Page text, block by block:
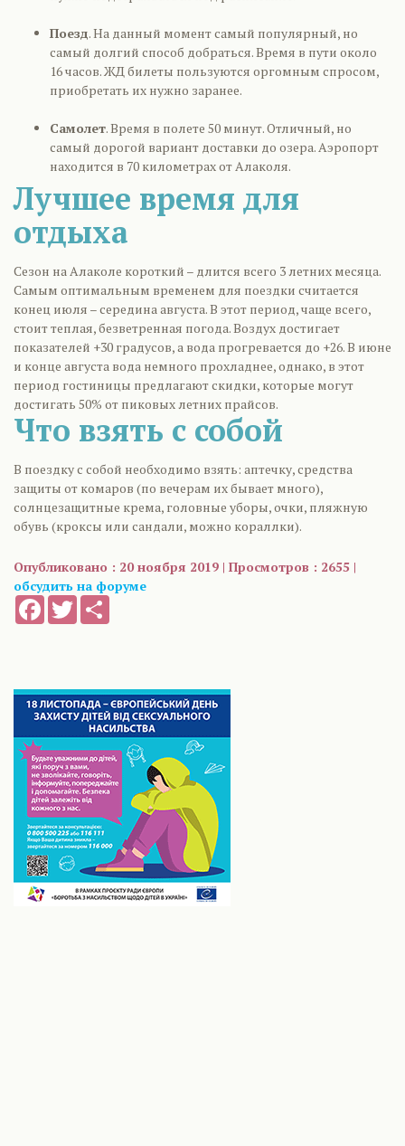
Поезд. На данный момент самый популярный, но
самый долгий способ добраться. Время в пути около
16 часов. ЖД билеты пользуются оргомным спросом,
приобретать их нужно заранее.
Самолет. Время в полете 50 минут. Отличный, но
самый дорогой вариант доставки до озера. Аэропорт
находится в 70 километрах от Алаколя.
Лучшее время для
отдыха
Сезон на Алаколе короткий – длится всего 3 летних месяца.
Самым оптимальным временем для поездки считается
конец июля – середина августа. В этот период, чаще всего,
стоит теплая, безветренная погода. Воздух достигает
показателей +30 градусов, а вода прогревается до +26. В июне
и конце августа вода немного прохладнее, однако, в этот
период гостиницы предлагают скидки, которые могут
достигать 50% от пиковых летних прайсов.
Что взять с собой
В поездку с собой необходимо взять: аптечку, средства
защиты от комаров (по вечерам их бывает много),
солнцезащитные крема, головные уборы, очки, пляжную
обувь (кроксы или сандали, можно кораллки).
Опубликовано : 20 ноября 2019 | Просмотров : 2655 |
обсудить на форуме
FacebookTwitter